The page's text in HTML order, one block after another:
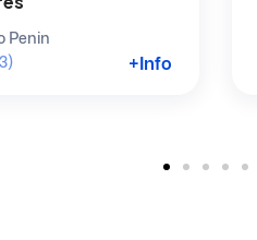
Penin
+Info